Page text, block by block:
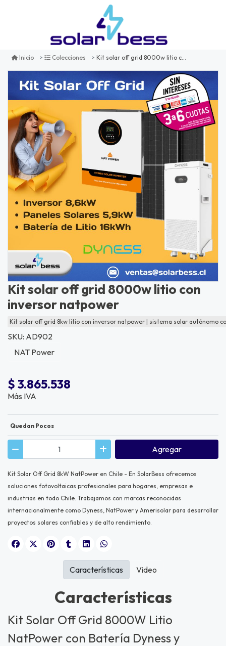
Inicio Colecciones Kit solar off grid 8000w litio con inversor natpower
Kit solar off grid 8000w litio con
inversor natpower
Kit solar off grid 8kw litio con inversor natpower | sistema solar autónomo
SKU: AD902
NAT Power
$ 3.865.538
Más IVA
Quedan Pocos
Agregar
Kit Solar Off Grid 8kW NatPower en Chile - En SolarBess ofrecemos
soluciones fotovoltaicas profesionales para hogares, empresas e
industrias en todo Chile. Trabajamos con marcas reconocidas
internacionalmente como Dyness, NatPower y Amerisolar para desarrollar
proyectos solares confiables y de alto rendimiento.
Características
Kit Solar Off Grid 8000W Litio
NatPower con Batería Dyness y
Características Video